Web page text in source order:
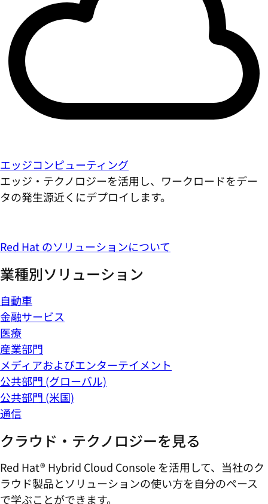
エッジコンピューティング
エッジ・テクノロジーを活用し、ワークロードをデー
タの発生源近くにデプロイします。
Red Hat のソリューションについて
業種別ソリューション
自動車
金融サービス
医療
産業部門
メディアおよびエンターテイメント
公共部門 (グローバル)
公共部門 (米国)
通信
クラウド・テクノロジーを見る
Red Hat® Hybrid Cloud Console を活用して、当社のク
ラウド製品とソリューションの使い方を自分のペース
で学ぶことができます。